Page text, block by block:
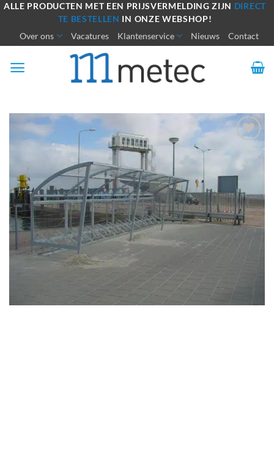
Ga
inhoud
ALLE PRODUCTEN MET EEN PRIJSVERMELDING ZIJN DIRECT
TE BESTELLEN IN ONZE WEBSHOP!
Over ons Vacatures Klantenservice Nieuws Contact